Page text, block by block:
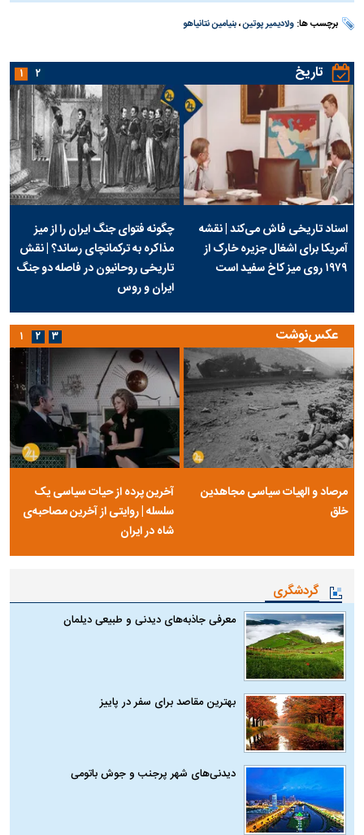
برچسب ها:ولادیمیر پوتین،بنیامین نتانیاهو
تاریخ
اسناد تاریخی فاش می‌کند | نقشه
آمریکا برای اشغال جزیره خارک از
۱۹۷۹ روی میز کاخ سفید است
چگونه فتوای جنگ ایران را از میز
مذاکره به ترکمانچای رساند؟ | نقش
تاریخی روحانیون در فاصله دو جنگ
ایران و روس
۱ ۲
عکس‌نوشت
مرصاد و الهیات سیاسی مجاهدین
خلق
آخرین پرده از حیات سیاسی یک
سلسله | روایتی از آخرین مصاحبه‌ی
شاه در ایران
۱ ۲ ۳
گردشگری
معرفی جاذبه‌های دیدنی و طبیعی دیلمان
بهترین مقاصد برای سفر در پاییز
دیدنی‌های شهر پرجنب و جوش باتومی